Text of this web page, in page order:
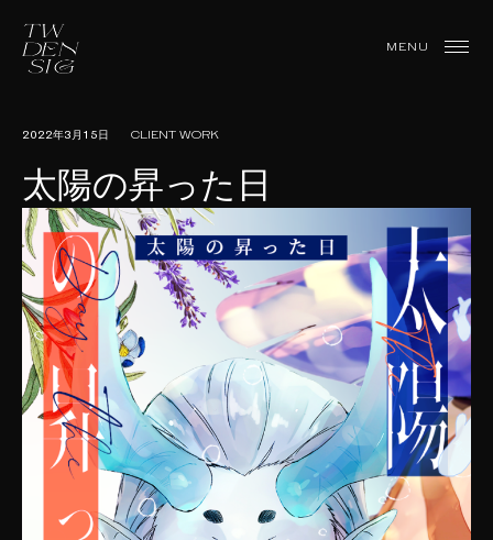
content
MENU
2022年3月15日 CLIENT WORK
太陽の昇った日